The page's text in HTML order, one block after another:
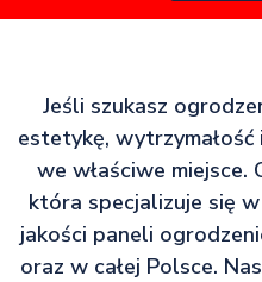
Jeśli szukasz
estetykę,
we właściwe
która specjalizuje się
jakości paneli
oraz w całej Polsce.